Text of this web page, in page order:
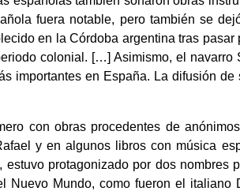
fuera notable, pero también se
en la Córdoba argentina tras pasar
colonial. […] Asimismo, el navarro
importantes en España. La difusión de
con obras procedentes de
y en algunos libros con música
protagonizado por dos nombres
Mundo, como fueron el italiano